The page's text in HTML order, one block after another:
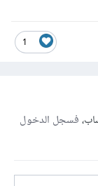
1
فسجل الدخول